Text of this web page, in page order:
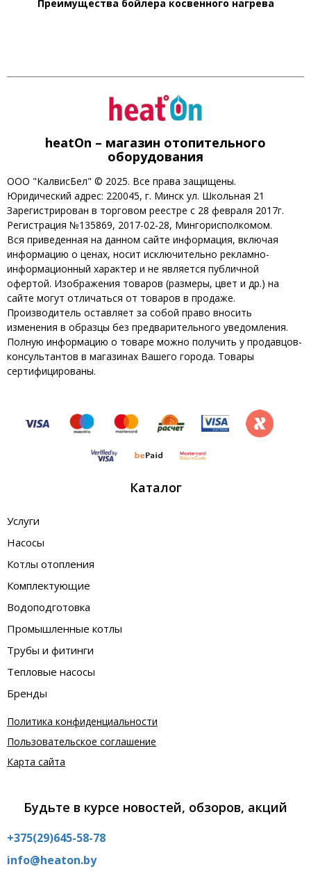
Преимущества бойлера косвенного нагрева
heatOn – магазин отопительного
оборудования
ООО "КалвисБел" © 2025. Все права защищены.
Юридический адрес: 220045, г. Минск ул. Школьная 21
Зарегистрирован в торговом реестре с 28 февраля 2017г.
Регистрация №135869, 2017-02-28, Мингорисполкомом.
Вся приведенная на данном сайте информация, включая
информацию о ценах, носит исключительно рекламно-
информационный характер и не является публичной
офертой. Изображения товаров (размеры, цвет и др.) на
сайте могут отличаться от товаров в продаже.
Производитель оставляет за собой право вносить
изменения в образцы без предварительного уведомления.
Полную информацию о товаре можно получить у продавцов-
консультантов в магазинах Вашего города. Товары
сертифицированы.
Каталог
Услуги
Насосы
Котлы отопления
Комплектующие
Водоподготовка
Промышленные котлы
Трубы и фитинги
Тепловые насосы
Бренды
Политика конфиденциальности
Пользовательское соглашение
Карта сайта
Будьте в курсе новостей, обзоров, акций
+375(29)645-58-78
info@heaton.by